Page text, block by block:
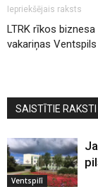
Iepriekšējais raksts
LTRK rīkos biznesa
vakariņas
SAISTĪTIE RAKSTI
Ventspilī